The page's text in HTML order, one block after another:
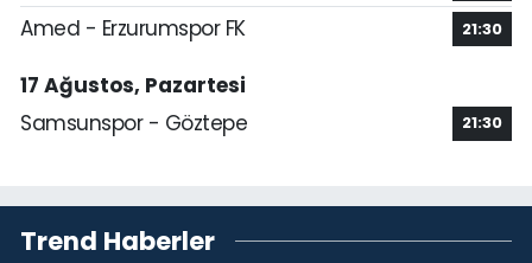
Amed - Erzurumspor FK 21:30
17 Ağustos, Pazartesi
Samsunspor - Göztepe
21:30
Trend Haberler